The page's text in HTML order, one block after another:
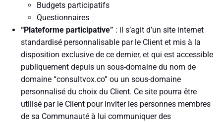
Budgets participatifs
Questionnaires
“Plateforme participative” : il s’agit d’un site internet
standardisé personnalisable par le Client et mis à la
disposition exclusive de ce dernier, et qui est accessible
publiquement depuis un sous-domaine du nom de
domaine “consultvox.co” ou un sous-domaine
personnalisé du choix du Client. Ce site pourra être
utilisé par le Client pour inviter les personnes membres
de sa Communauté à lui communiquer des